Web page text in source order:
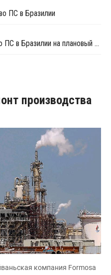
ПС в Бразилии
Unigel остановила производство ПС в Бразилии на плановый ремонт
производства
компания Formosa